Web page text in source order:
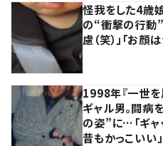
怪我をした4歳
の“衝撃の行動
慮（笑）」「お顔
1998年『一世を
ギャル男。闘病
の姿”に…「ギャッ
昔もかっこいい